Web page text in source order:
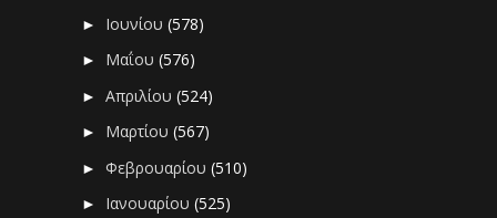
► Ιουνίου(578)
► Μαΐου(576)
►Απριλίου(524)
► Μαρτίου(567)
►Φεβρουαρίου(510)
► Ιανουαρίου(525)